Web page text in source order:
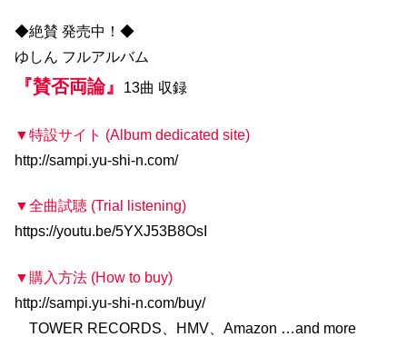
◆絶賛 発売中！◆
ゆしん フルアルバム
『賛否両論』 13曲 収録
▼特設サイト (Album dedicated site)
http://sampi.yu-shi-n.com/
▼全曲試聴 (Trial listening)
https://youtu.be/5YXJ53B8OsI
▼購入方法 (How to buy)
http://sampi.yu-shi-n.com/buy/
TOWER RECORDS、HMV、Amazon …and more